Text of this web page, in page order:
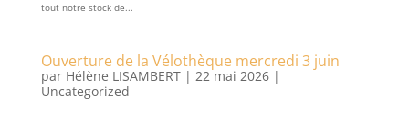
tout notre stock de...
Ouverture de la Vélothèque mercredi 3 juin
par Hélène LISAMBERT| 22 mai 2026|
Uncategorized